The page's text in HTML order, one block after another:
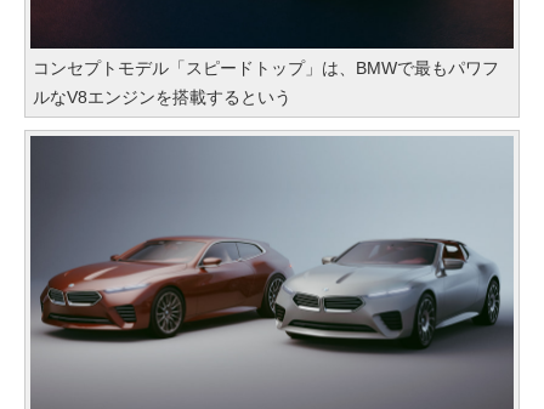
コンセプトモデル「スピードトップ」は、BMWで最もパワフ
ルなV8エンジンを搭載するという